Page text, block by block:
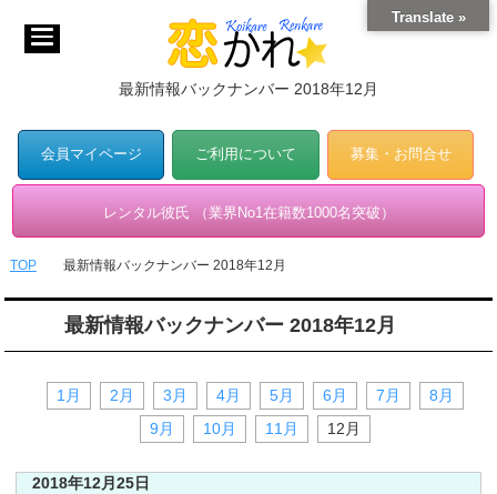
最新情報バックナンバー 2018年12月
会員マイページ ご利用について 募集・お問合せ
レンタル彼氏 （業界No1在籍数1000名突破）
TOP 最新情報バックナンバー 2018年12月
最新情報バックナンバー 2018年12月
1月 2月 3月 4月 5月 6月 7月
8月
9月
10月 11月 12月
2018年12月25日
Translate »